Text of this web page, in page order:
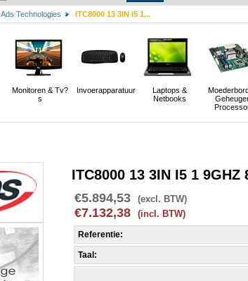
Ads Technologies ITC8000 13 3IN I5 1...
Monitoren & Tv?
s
Invoerapparatuur
Laptops &
Netbooks
ITC8000 13 3IN I5 1
€5.894,53 (excl. BTW)
€7.132,38 (incl. BTW)
Referentie:
Taal: